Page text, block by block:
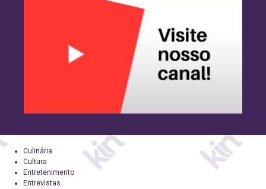
Culinária
Cultura
Entretenimento
Entrevistas